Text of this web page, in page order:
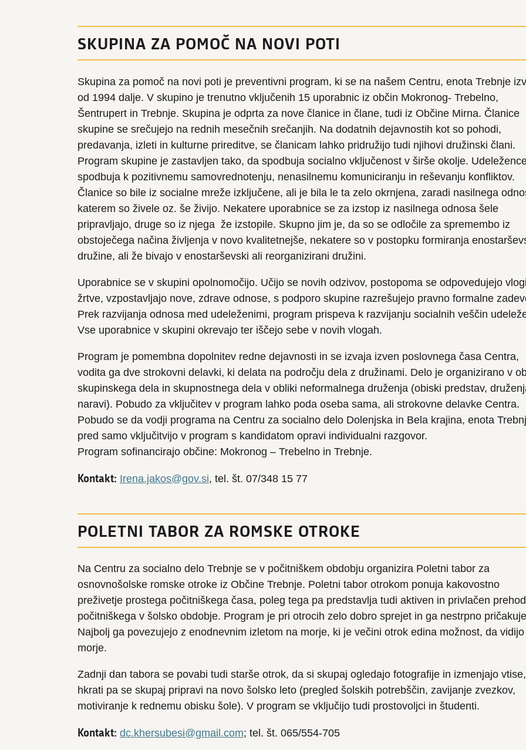
SKUPINA ZA POMOČ NA NOVI POTI
Skupina za pomoč na novi poti je preventivni program, ki se na našem Centru, enota Trebnje
od 1994 dalje. V skupino je trenutno vključenih 15 uporabnic iz občin Mokronog- Trebelno,
Šentrupert in Trebnje. Skupina je odprta za nove članice in člane, tudi iz Občine Mirna. Članice
skupine se srečujejo na rednih mesečnih srečanjih. Na dodatnih dejavnostih kot so pohodi,
predavanja, izleti in kulturne prireditve, se članicam lahko pridružijo tudi njihovi družinski člani.
Program skupine je zastavljen tako, da spodbuja socialno vključenost v širše okolje.
spodbuja k pozitivnemu samovrednotenju, nenasilnemu komuniciranju in reševanju konfliktov.
Članice so bile iz socialne mreže izključene, ali je bila le ta zelo okrnjena, zaradi nasilnega
katerem so živele oz. še živijo. Nekatere uporabnice se za izstop iz nasilnega odnosa šele
pripravljajo, druge so iz njega že izstopile. Skupno jim je, da so se odločile za spremembo iz
obstoječega načina življenja v novo kvalitetnejše, nekatere so v postopku formiranja
družine, ali že bivajo v enostarševski ali reorganizirani družini.
Uporabnice se v skupini opolnomočijo. Učijo se novih odzivov, postopoma se odpovedujejo vlogi
žrtve, vzpostavljajo nove, zdrave odnose, s podporo skupine razrešujejo pravno formalne
Prek razvijanja odnosa med udeleženimi, program prispeva k razvijanju socialnih veščin
Vse uporabnice v skupini okrevajo ter iščejo sebe v novih vlogah.
Program je pomembna dopolnitev redne dejavnosti in se izvaja izven poslovnega časa Centra,
vodita ga dve strokovni delavki, ki delata na področju dela z družinami. Delo je organizirano v
skupinskega dela in skupnostnega dela v obliki neformalnega druženja (obiski predstav,
naravi). Pobudo za vključitev v program lahko poda oseba sama, ali strokovne delavke Centra.
Pobudo se da vodji programa na Centru za socialno delo Dolenjska in Bela krajina, enota
pred samo vključitvijo v program s kandidatom opravi individualni razgovor.
Program sofinancirajo občine: Mokronog – Trebelno in Trebnje.
Kontakt: Irena.jakos@gov.si, tel. št. 07/348 15 77
POLETNI TABOR ZA ROMSKE OTROKE
Na Centru za socialno delo Trebnje se v počitniškem obdobju organizira Poletni tabor za
osnovnošolske romske otroke iz Občine Trebnje. Poletni tabor otrokom ponuja kakovostno
preživetje prostega počitniškega časa, poleg tega pa predstavlja tudi aktiven in privlačen
počitniškega v šolsko obdobje. Program je pri otrocih zelo dobro sprejet in ga nestrpno
Najbolj ga povezujejo z enodnevnim izletom na morje, ki je večini otrok edina možnost, da vidijo
morje.
Zadnji dan tabora se povabi tudi starše otrok, da si skupaj ogledajo fotografije in izmenjajo vtise,
hkrati pa se skupaj pripravi na novo šolsko leto (pregled šolskih potrebščin, zavijanje zvezkov,
motiviranje k rednemu obisku šole). V program se vključijo tudi prostovoljci in študenti.
Kontakt: dc.khersubesi@gmail.com; tel. št. 065/554-705